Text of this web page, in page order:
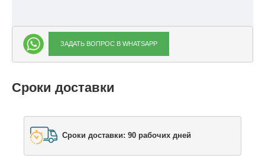
ЗАДАТЬ ВОПРОС В WHATSAPP
Сроки доставки
Сроки доставки: 90 рабочих дней